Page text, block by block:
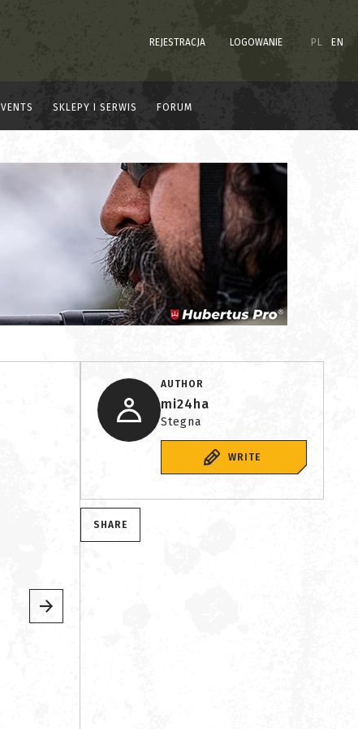
REJESTRACJA LOGOWANIE PL EN
SKLEPY I SERWIS FORUM
AUTHOR
mi24ha
Stegna
WRITE
SHARE